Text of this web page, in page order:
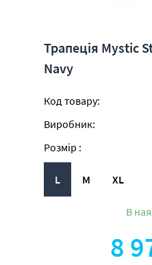
Трапеція Mystic
Navy
Код товару:
Виробник:
Розмір :
L M XL
В
8